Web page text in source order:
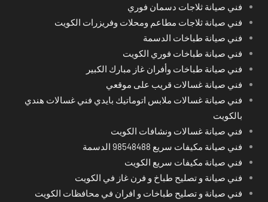
فني صيانة ثلاجات دسمان فوري
فني صيانة ثلاجات مطاعم ومحلات وفريزرات الكويت
فني صيانة طباخات الدسمة
فني صيانة طباخات فوري الكويت
فني صيانة طباخات وأفران غاز مبارك الكبير
فني صيانة غسالات قريب على موقعي
فني صيانة غسالات ملابس اتوماتيك بايدي فني غسالات هندي
بالكويت
فني صيانة غسالات ونشافات الكويت
فني صيانة مكيفات سريع 98548488 الدسمة
فني صيانة مكيفات سريع الكويت
فني صيانة و تصليح طباخ و فرن غاز في الكويت
فني صيانة و تصليح طباخات و افران في محافظات الكويت